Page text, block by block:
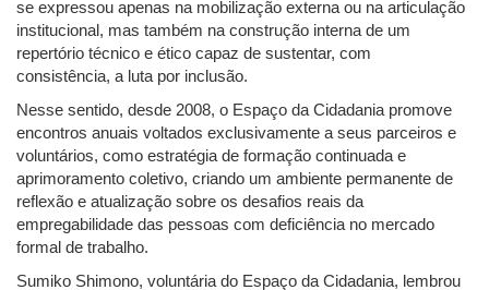
se expressou apenas na mobilização externa ou na articulação
institucional, mas também na construção interna de um
repertório técnico e ético capaz de sustentar, com
consistência, a luta por inclusão.
Nesse sentido, desde 2008, o Espaço da Cidadania promove
encontros anuais voltados exclusivamente a seus parceiros e
voluntários, como estratégia de formação continuada e
aprimoramento coletivo, criando um ambiente permanente de
reflexão e atualização sobre os desafios reais da
empregabilidade das pessoas com deficiência no mercado
formal de trabalho.
Sumiko Shimono, voluntária do Espaço da Cidadania, lembrou